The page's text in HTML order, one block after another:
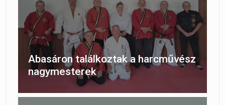
Abasáron találkoztak a harcművész
nagymesterek